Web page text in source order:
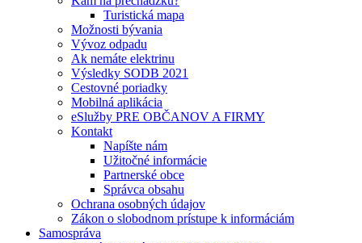
Turistická mapa
Možnosti bývania
Vývoz odpadu
Ak nemáte elektrinu
Výsledky SODB 2021
Cestovné poriadky
Mobilná aplikácia
eSlužby PRE OBČANOV A FIRMY
Kontakt
Napíšte nám
Užitočné informácie
Partnerské obce
Správca obsahu
Ochrana osobných údajov
Zákon o slobodnom prístupe k informáciám
Samospráva